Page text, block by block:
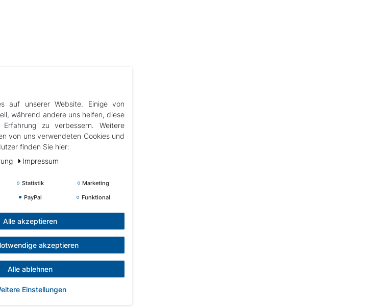
auf unserer Website. Einige von
während andere uns helfen, diese
zu verbessern. Weitere
von uns verwendeten Cookies und
finden Sie hier:
Impressum
Statistik
Marketing
PayPal Funktional
Alle akzeptieren
akzeptieren
Alle ablehnen
Einstellungen